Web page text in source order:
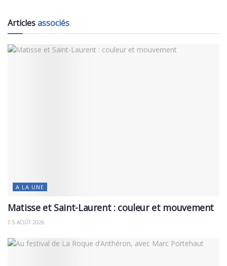
Articlesassociés
A LA UNE
Matisse et Saint-Laurent : couleur et mouvement
5 AOÛT 2026